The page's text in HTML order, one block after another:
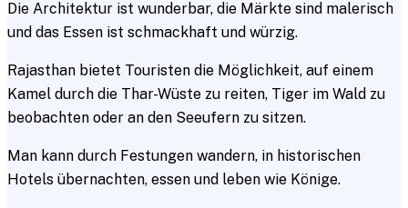
Die Architektur ist wunderbar, die Märkte sind malerisch
und das Essen ist schmackhaft und würzig.
Rajasthan bietet Touristen die Möglichkeit, auf einem
Kamel durch die Thar-Wüste zu reiten, Tiger im Wald zu
beobachten oder an den Seeufern zu sitzen.
Man kann durch Festungen wandern, in historischen
Hotels übernachten, essen und leben wie Könige.